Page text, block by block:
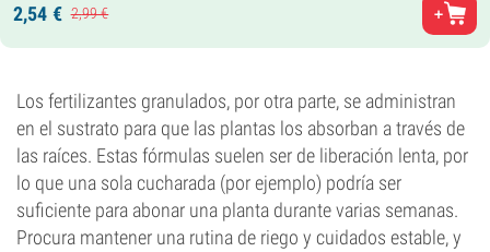
2,54 € 2,99€
Los fertilizantes granulados, por otra parte, se administran
en el sustrato para que las plantas los absorban a través de
las raíces. Estas fórmulas suelen ser de liberación lenta, por
lo que una sola cucharada (por ejemplo) podría ser
suficiente para abonar una planta durante varias semanas.
Procura mantener una rutina de riego y cuidados estable, y